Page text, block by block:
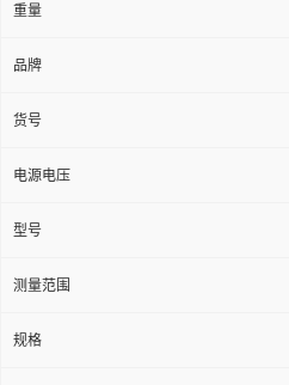
重量
品牌
货号
电源电压
型号
测量范围
规格